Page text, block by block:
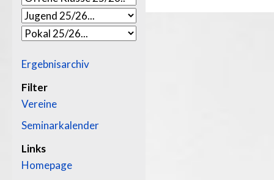
Ergebnisarchiv
Filter
Vereine
Seminarkalender
Links
Homepage